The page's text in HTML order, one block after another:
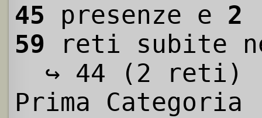
45 presenze e 2
59 reti subite
↪ 44 (2 reti)
Prima Categoria